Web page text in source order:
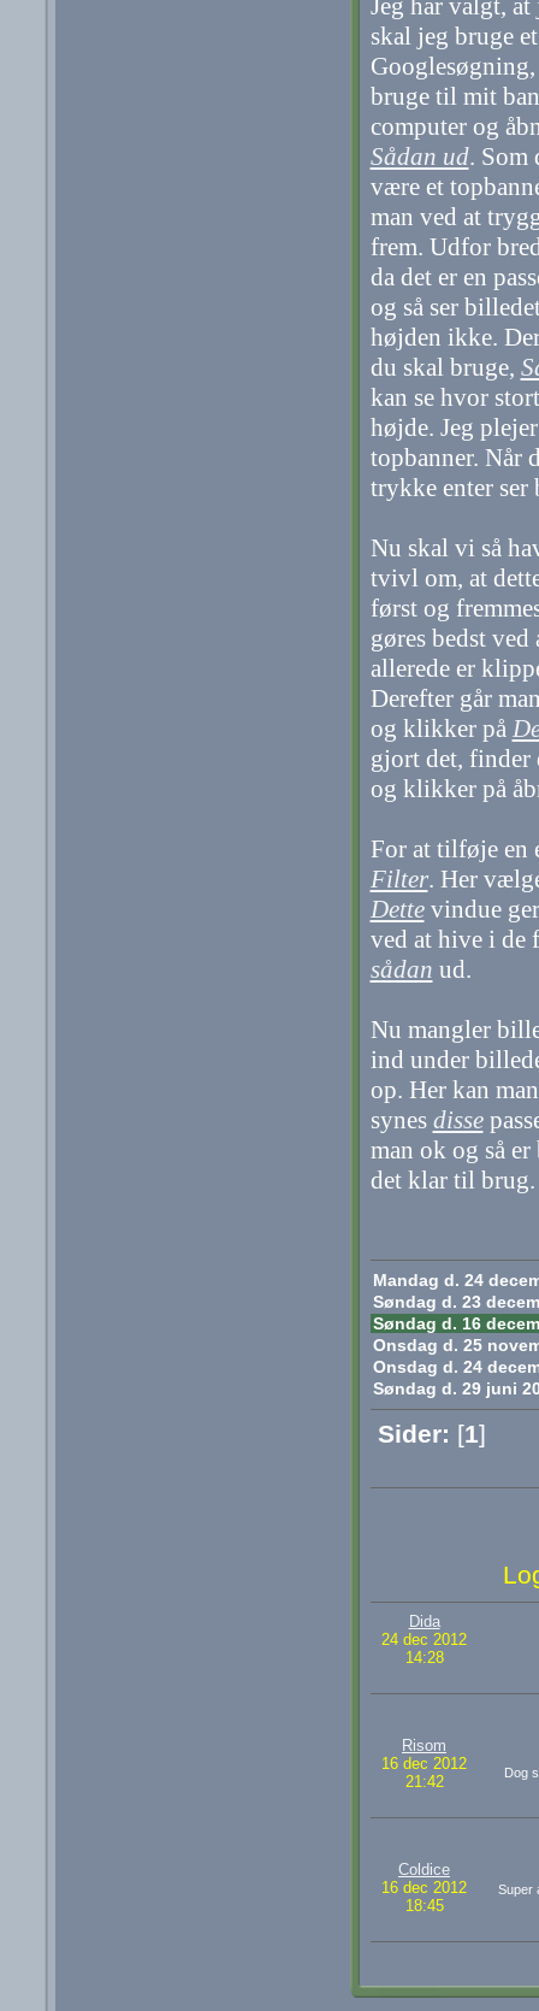
Jeg har valgt,
skal jeg bruge
bruge til mit
computer og
Sådan ud. Som
være et
man ved at
frem. Udfor
da det er en
og så ser
højden ikke.
du skal bruge,
kan se hvor
højde. Jeg
topbanner. Når
trykke enter
Nu skal vi så
tvivl om, at
først og
gøres bedst
allerede er
Derefter går
og klikker på
gjort det,
og klikker på
For at tilføje en
Filter. Her
Dettevindue
ved at hive i de
sådan ud.
Nu mangler
ind under
op. Her kan
synes disse
man ok og så
det klar til brug.
Mandag d. 24
Søndag d. 23
Søndag d. 16
Onsdag d. 25
Onsdag d. 24
Søndag d. 29 juni
Sider: [1]
Dida
24 dec 2012
14:28
Risom
16 dec 2012
21:42
Dog
Coldice
16 dec 2012
18:45
Super